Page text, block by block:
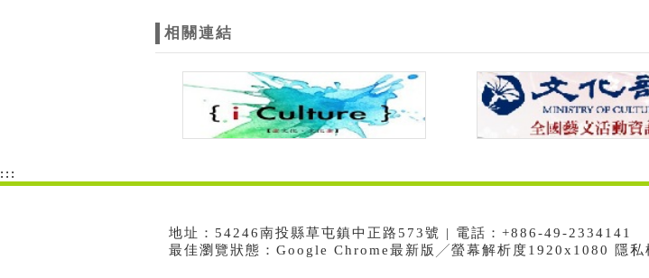
相關連結
:::
地址：54246南投縣草屯鎮中正路573號 | 電話：+886-49-2334141
最佳瀏覽狀態：Google Chrome最新版╱螢幕解析度1920x1080 隱私